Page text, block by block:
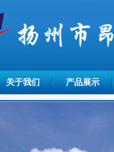
关于我们 产品展示